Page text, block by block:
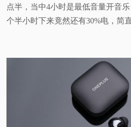
点半，当中4小时是最低音量开音
个半小时下来竟然还有30%电，简